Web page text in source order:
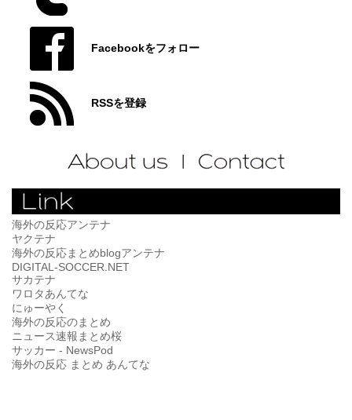
Facebookをフォロー
RSSを登録
海外の反応アンテナ
ヤクテナ
海外の反応まとめblogアンテナ
DIGITAL-SOCCER.NET
サカテナ
ワロタあんてな
にゅーやく
海外の反応のまとめ
ニュース速報まとめ桜
サッカー - NewsPod
海外の反応 まとめ あんてな